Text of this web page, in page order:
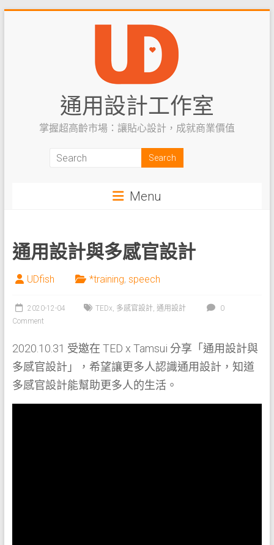
通用設計工作室
掌握超高齡市場：讓貼心設計，成就商業價值
Menu
通用設計與多感官設計
UDfish *training, speech
2020-12-04 TEDx, 多感官設計, 通用設計
0
Comment
2020.10.31 受邀在 TED x Tamsui 分享「通用設計與
多感官設計」，希望讓更多人認識通用設計，知道
多感官設計能幫助更多人的生活。